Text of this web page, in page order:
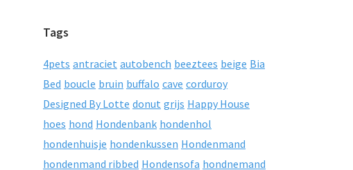
Tags
4pets antraciet autobench beeztees beige Bia
Bed boucle bruin buffalo cave corduroy
Designed By Lotte donut grijs Happy House
hoes hond Hondenbank hondenhol
hondenhuisje hondenkussen Hondenmand
hondenmand ribbed Hondensofa hondnemand